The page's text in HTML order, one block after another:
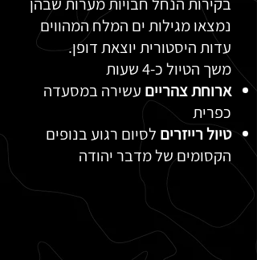
נמצאו מגילות ים המלח המהווים
עדות היסטורית יוצאת דופן.
משך הטיול כ-4 שעות
ארוחת צהריים עשירה במסעדה
כפרית
טיול רייזרים לסיום רגוע בנופים
הקסומים של מדבר יהודה